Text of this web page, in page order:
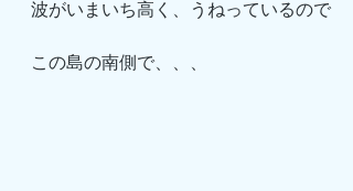
波がいまいち高く、うねっているので
この島の南側で、、、